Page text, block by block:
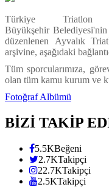
Türkiye Triatlon
Büyükşehir Belediyesi'nin
düzenlenen Ayvalık
arşivine, aşağıdaki
Tüm sporcularımıza,
olan tüm kamu kurum ve
Fotoğraf Albümü
BİZİ TAKİP
5.5KBeğeni
2.7KTakipçi
22.7KTakipçi
2.5KTakipçi